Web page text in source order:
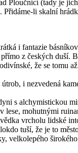
Ploučnicí (tady je
Přidáme-li skalní
i fantazie
z českých duší.
že se tomu
i nezvedená
s alchymistickou
lese, mohutnými
vrcholu lidské
tuší, že je to
velkolepého